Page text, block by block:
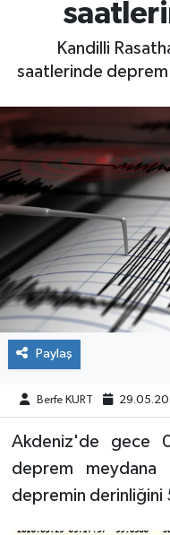
Kandilli
saatlerinde
Paylaş
Berfe KURT
Akdeniz'de gece
deprem meydana
depremin derinliğini
RESMİ İLANLAR
KÖŞE YAZILARI
SİYASET
YAŞAM
SPOR
Süper Lig Puan
Tüm Manşetler
Son Dakika
Haber Arşivi